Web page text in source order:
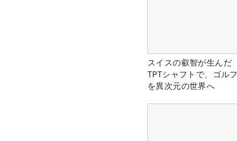
スイスの叡智が生んだ
TPTシャフトで、ゴルフ
を異次元の世界へ